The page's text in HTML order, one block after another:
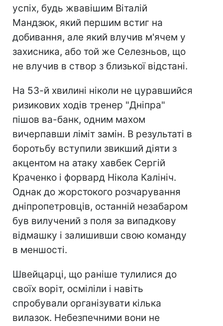
успіх, будь жвавішим Віталій
Мандзюк, який першим встиг на
добивання, але який влучив м'ячем у
захисника, або той же Селезньов, що
не влучив в створ з близької відстані.
На 53-й хвилині ніколи не цуравшийся
ризикових ходів тренер "Дніпра"
пішов ва-банк, одним махом
вичерпавши ліміт замін. В результаті в
боротьбу вступили звикший діяти з
акцентом на атаку хавбек Сергій
Краченко і форвард Нікола Калініч.
Однак до жорстокого розчарування
дніпропетровців, останній незабаром
був вилучений з поля за випадкову
відмашку і залишивши свою команду
в меншості.
Швейцарці, що раніше тулилися до
своїх воріт, осміліли і навіть
спробували організувати кілька
вилазок. Небезпечними вони не